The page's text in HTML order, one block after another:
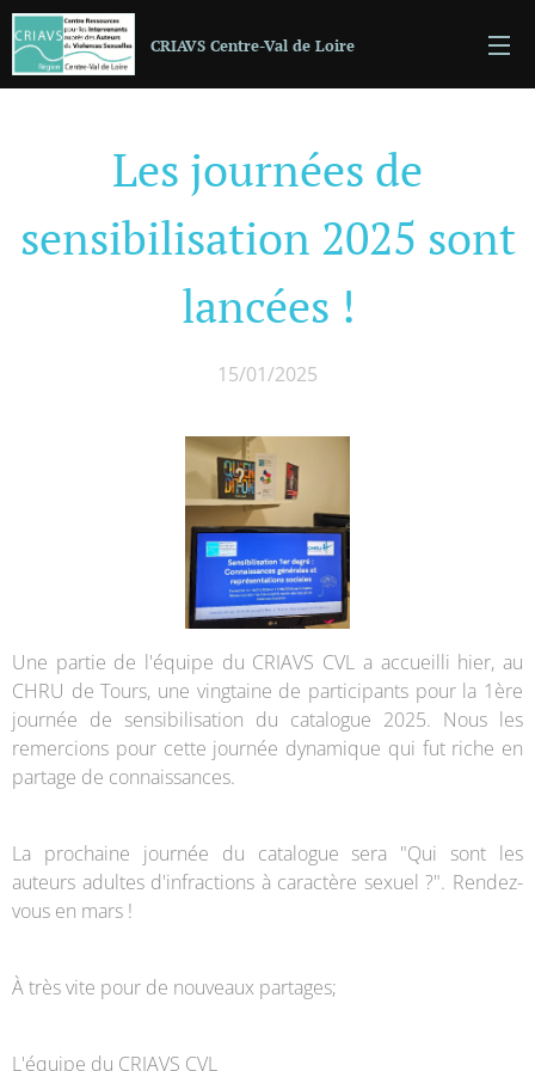
CRIAVS Centre-Val de Loire
Les journées de
sensibilisation 2025 sont
lancées !
15/01/2025
Une partie de l'équipe du CRIAVS CVL a accueilli hier, au
CHRU de Tours, une vingtaine de participants pour la 1ère
journée de sensibilisation du catalogue 2025. Nous les
remercions pour cette journée dynamique qui fut riche en
partage de connaissances.
La prochaine journée du catalogue sera "Qui sont les
auteurs adultes d'infractions à caractère sexuel ?". Rendez-
vous en mars !
À très vite pour de nouveaux partages;
L'équipe du CRIAVS CVL